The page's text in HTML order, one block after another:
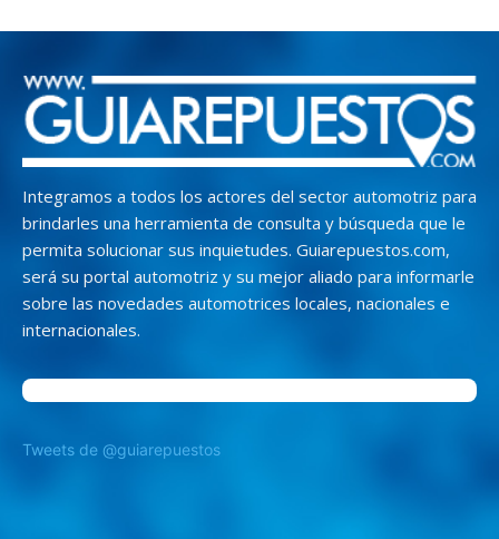
Integramos a todos los actores del sector automotriz para
brindarles una herramienta de consulta y búsqueda que le
permita solucionar sus inquietudes. Guiarepuestos.com,
será su portal automotriz y su mejor aliado para informarle
sobre las novedades automotrices locales, nacionales e
internacionales.
Tweets de @guiarepuestos